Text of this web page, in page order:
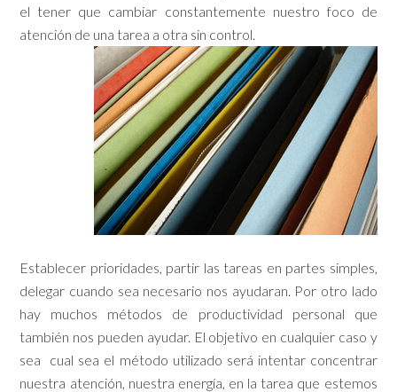
el tener que cambiar constantemente nuestro foco de
atención de una tarea a otra sin control.
Establecer prioridades, partir las tareas en partes simples,
delegar cuando sea necesario nos ayudaran. Por otro lado
hay muchos métodos de productividad personal que
también nos pueden ayudar. El objetivo en cualquier caso y
sea cual sea el método utilizado será intentar concentrar
nuestra atención, nuestra energía, en la tarea que estemos